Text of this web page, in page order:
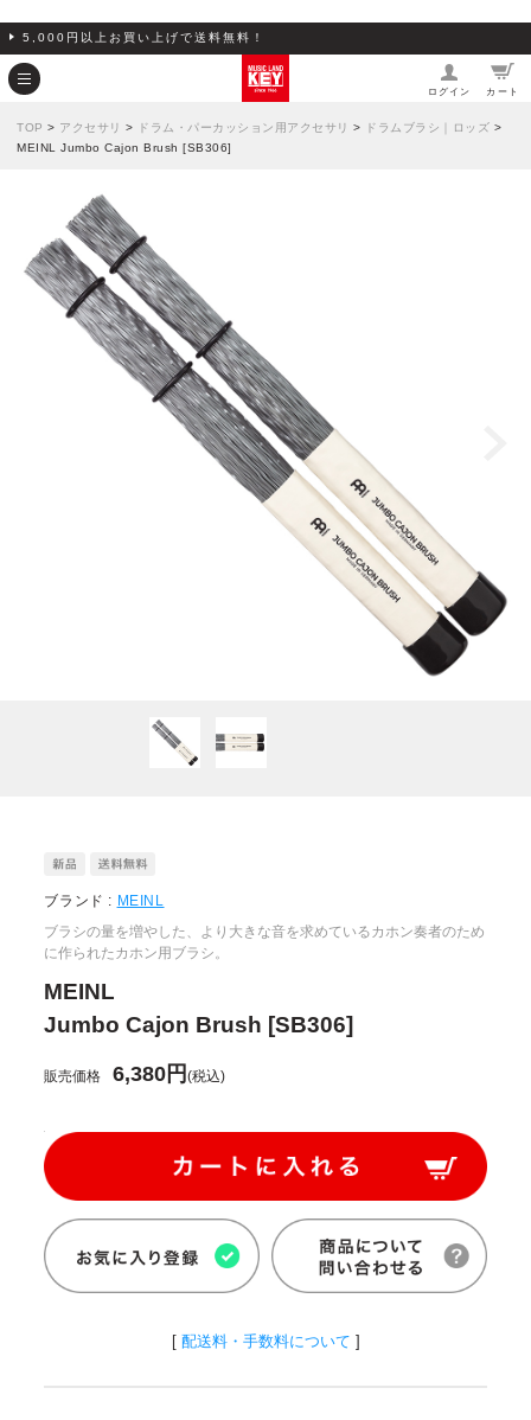
5,000円以上お買い上げで送料無料！
ログイン カート
TOP > アクセサリ > ドラム・パーカッション用アクセサリ > ドラムブラシ｜ロッズ >
MEINL Jumbo Cajon Brush [SB306]
ブランド : MEINL
ブラシの量を増やした、より大きな音を求めているカホン奏者のため
に作られたカホン用ブラシ。
MEINL
Jumbo Cajon Brush [SB306]
販売価格 6,380円(税込)
[ 配送料・手数料について ]